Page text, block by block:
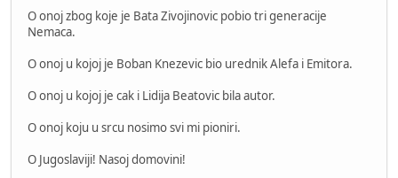
O onoj zbog koje je Bata Zivojinovic pobio tri generacije
Nemaca.
O onoj u kojoj je Boban Knezevic bio urednik Alefa i Emitora.
O onoj u kojoj je cak i Lidija Beatovic bila autor.
O onoj koju u srcu nosimo svi mi pioniri.
O Jugoslaviji! Nasoj domovini!